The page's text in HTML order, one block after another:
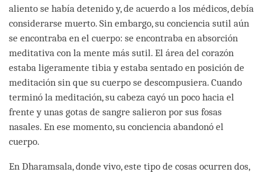
aliento se había detenido y, de acuerdo a los médicos, debía
considerarse muerto. Sin embargo, su conciencia sutil aún
se encontraba en el cuerpo: se encontraba en absorción
meditativa con la mente más sutil. El área del corazón
estaba ligeramente tibia y estaba sentado en posición de
meditación sin que su cuerpo se descompusiera. Cuando
terminó la meditación, su cabeza cayó un poco hacia el
frente y unas gotas de sangre salieron por sus fosas
nasales. En ese momento, su conciencia abandonó el
cuerpo.
En Dharamsala, donde vivo, este tipo de cosas ocurren dos,